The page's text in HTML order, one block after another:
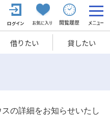
借りたい 貸したい
の詳細をお知らせいたし